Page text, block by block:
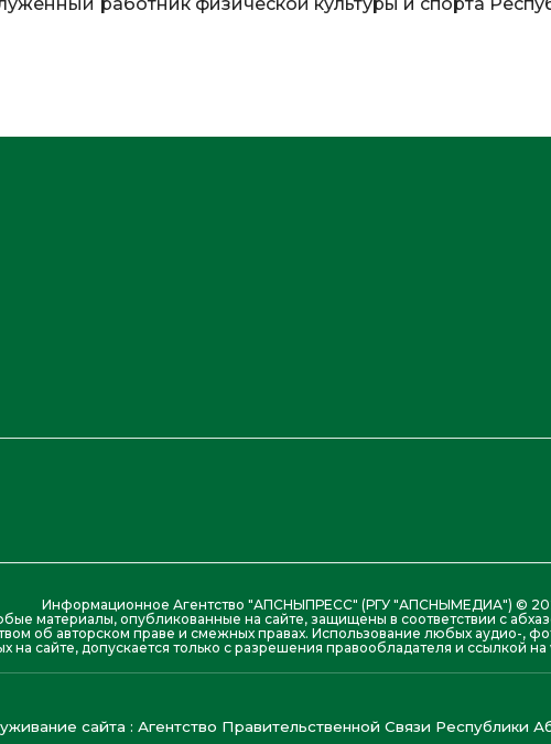
Информационное Агентство "АПСНЫПРЕСС" (РГУ "АПСНЫМЕДИА") ©
материалы, опубликованные на сайте, защищены в соответствии с
об авторском праве и смежных правах. Использование любых аудио-,
на сайте, допускается только с разрешения правообладателя и ссылкой
сайта : Агентство Правительственной Связи Республики